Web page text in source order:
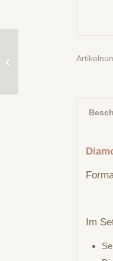
Im
„Frühlingsfenster“ 142